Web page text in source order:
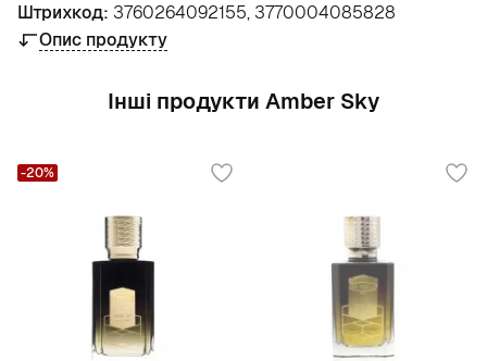
Штрихкод: 3760264092155, 3770004085828
Опис продукту
Інші продукти Amber Sky
-20%